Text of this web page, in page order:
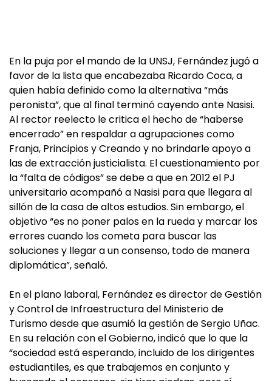
En la puja por el mando de la UNSJ, Fernández jugó a
favor de la lista que encabezaba Ricardo Coca, a
quien había definido como la alternativa “más
peronista”, que al final terminó cayendo ante Nasisi.
Al rector reelecto le critica el hecho de “haberse
encerrado” en respaldar a agrupaciones como
Franja, Principios y Creando y no brindarle apoyo a
las de extracción justicialista. El cuestionamiento por
la “falta de códigos” se debe a que en 2012 el PJ
universitario acompañó a Nasisi para que llegara al
sillón de la casa de altos estudios. Sin embargo, el
objetivo “es no poner palos en la rueda y marcar los
errores cuando los cometa para buscar las
soluciones y llegar a un consenso, todo de manera
diplomática”, señaló.
En el plano laboral, Fernández es director de Gestión
y Control de Infraestructura del Ministerio de
Turismo desde que asumió la gestión de Sergio Uñac.
En su relación con el Gobierno, indicó que lo que la
“sociedad está esperando, incluido de los dirigentes
estudiantiles, es que trabajemos en conjunto y